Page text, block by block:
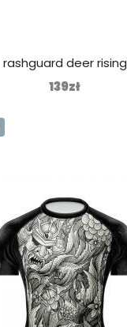
rashguard deer rising
139zł